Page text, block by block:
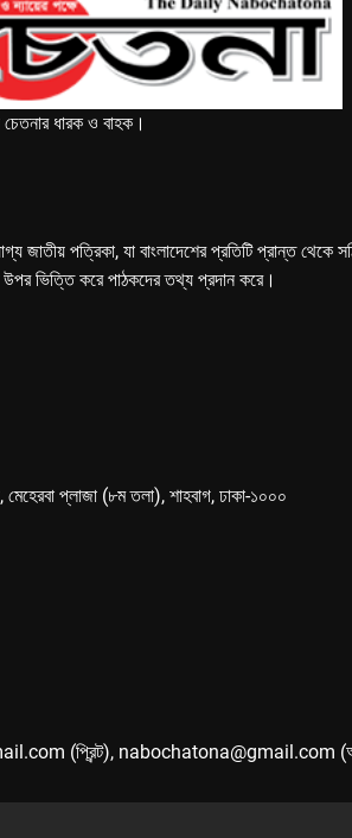
ধারক ও বাহক।
জাতীয় পত্রিকা, যা বাংলাদেশের প্রতিটি প্রান্ত থেকে
ভিত্তি করে পাঠকদের তথ্য প্রদান করে।
প্লাজা (৮ম তলা), শাহবাগ, ঢাকা-১০০০
(প্রিন্ট), nabochatona@gmail.com